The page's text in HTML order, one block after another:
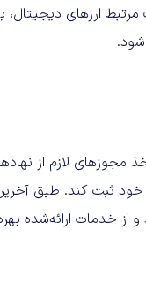
مرتبط ارزهای
مجوزهای لازم از
را در پلتفرم خود